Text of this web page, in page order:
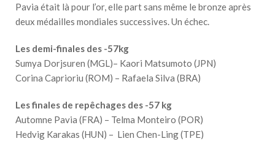
Pavia était là pour l’or, elle part sans même le bronze après
deux médailles mondiales successives. Un échec.
Les demi-finales des -57kg
Sumya Dorjsuren (MGL)– Kaori Matsumoto (JPN)
Corina Caprioriu (ROM) – Rafaela Silva (BRA)
Les finales de repêchages des -57 kg
Automne Pavia (FRA) – Telma Monteiro (POR)
Hedvig Karakas (HUN) – Lien Chen-Ling (TPE)